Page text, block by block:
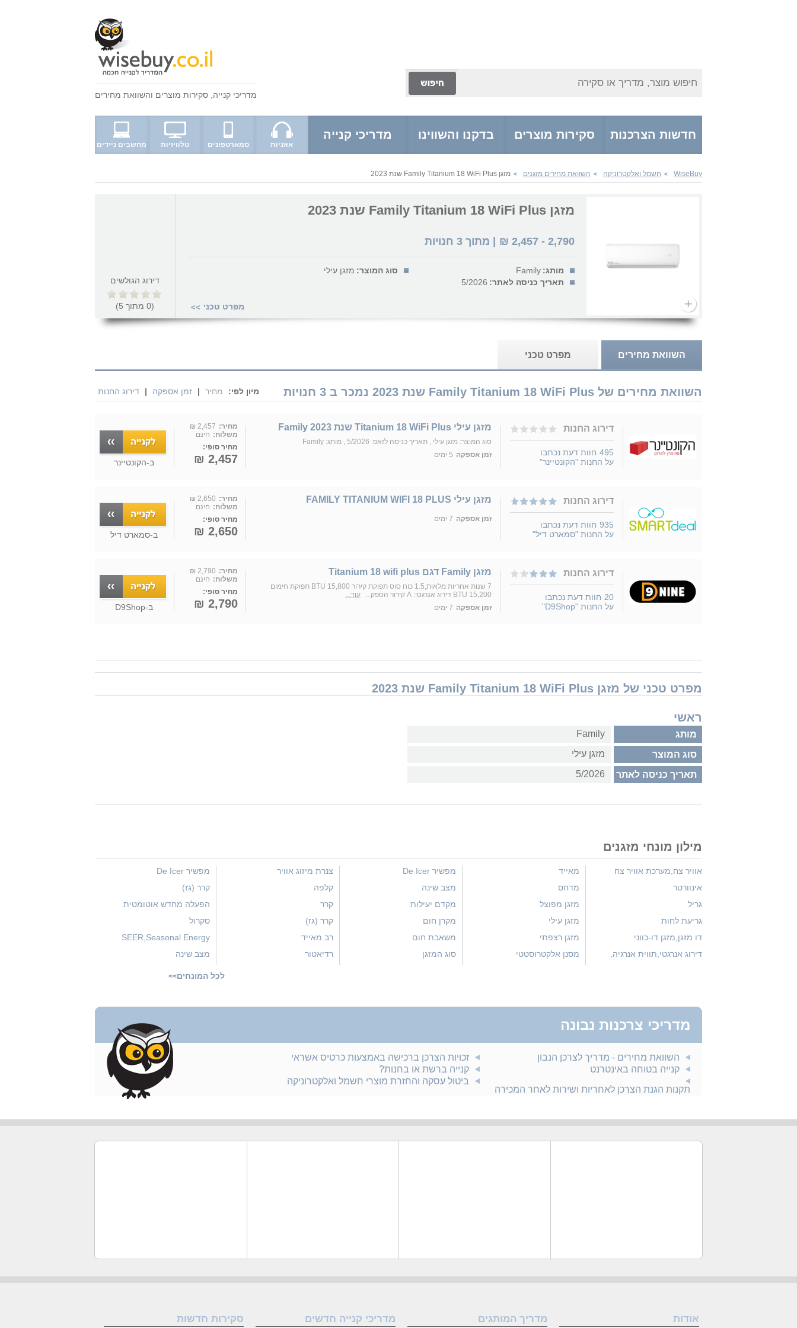
חיפוש מוצר, מדריך או סקירה
מדריכי קנייה סקירות מוצרים והשוואת מחירים
חדשות הצרכנות סקירות מוצרים בדקנו והשווינו מדריכי קנייה
אוזניות סמארטפונים טלוויזיות מחשבים ניידים
WiseBuy
> חשמל ואלקטרוניקה > השוואת מחירים מזגנים > מזגן Family Titanium 18 WiFi Plus שנת 2023
מזגן Family Titanium 18 WiFi Plus שנת 2023
2,790
-
2,457
₪ | מתוך 3 חנויות
מותג: Family סוג המוצר: מזגן עילי
תאריך כניסה לאתר: 5/2026
מפרט טכני >>
דירוג הגולשים
(
0 מתוך 5
)
השוואת מחירים מפרט טכני
השוואת מחירים של Family Titanium 18 WiFi Plus שנת 2023 נמכר ב 3 חנויות מיון לפי: מחיר | זמן אספקה | דירוג החנות
דירוג החנות
495 חוות דעת נכתבו
על החנות "הקונטיינר"
מזגן עילי Titanium 18 WiFi Plus שנת 2023 Family
סוג המוצר: מזגן עילי , תאריך כניסה לזאפ: 5/2026 , מותג: Family
זמן אספקה 5 ימים
מחיר: 2,457 ₪
משלוח: חינם
מחיר סופי:
2,457 ₪ ב-הקונטיינר
דירוג החנות
935 חוות דעת נכתבו
על החנות "סמארט דיל"
מזגן עילי FAMILY TITANIUM WIFI 18 PLUS
זמן אספקה 7 ימים
מחיר: 2,650 ₪
משלוח: חינם
מחיר סופי:
2,650 ₪ ב-סמארט דיל
דירוג החנות
20 חוות דעת נכתבו
על החנות "D9Shop"
מזגן Family דגם Titanium 18 wifi plus
7 שנות אחריות מלאות,1.5 כוח סוס תפוקת קירור BTU 15,800 תפוקת חימום
BTU 15,200 דירוג אנרגטי: A קירור הספק...
עוד...
זמן אספקה 7 ימים
מחיר: 2,790 ₪
משלוח: חינם
מחיר סופי:
2,790 ₪ ב-D9Shop
מפרט טכני של מזגן Family Titanium 18 WiFi Plus שנת 2023
ראשי
מותג Family
סוג המוצר מזגן עילי
תאריך כניסה לאתר 5/2026
מילון מונחי מזגנים
אוויר צח,מערכת אוויר צח
אינוורטר
גריל
גריעת לחות
דו מזגן,מזגן דו-כווני
דירוג אנרגטי,תווית אנרגיה,
טיימר
מאייד
מדחס
מזגן מפוצל
מזגן עילי
מזגן רצפתי
מסנן אלקטרוסטטי
מפוח
מפשיר De Icer
מצב שינה
מקדם יעילות
מקרן חום
משאבת חום
סוג המזגן
צנרת מיזוג אוויר
קלפה
קרר
קרר (גז)
רב מאייד
רדיאטור
מפשיר De Icer
קרר (גז)
הפעלה מחדש אוטומטית
סקרול
SEER,Seasonal Energy
Efficiency Ratio
מצב שינה
לכל המונחים>>
מדריכי צרכנות נבונה
השוואת מחירים - מדריך לצרכן הנבון
קנייה בטוחה באינטרנט
תקנות הגנת הצרכן לאחריות ושירות לאחר המכירה
זכויות הצרכן ברכישה באמצעות כרטיס אשראי
קנייה ברשת או בחנות?
ביטול עסקה והחזרת מוצרי חשמל ואלקטרוניקה
אודות מדריך המותגים מדריכי קנייה חדשים סקירות חדשות